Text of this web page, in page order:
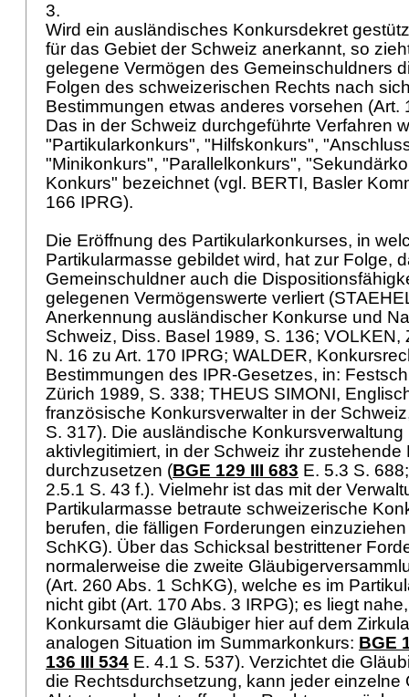
3.
Wird ein ausländisches Konkursdekret
für das Gebiet der Schweiz anerkannt, so
gelegene Vermögen des Gemeinschuldners
Folgen des schweizerischen Rechts nach
Bestimmungen etwas anderes vorsehen (Art.
Das in der Schweiz durchgeführte Verfahren
"Partikularkonkurs", "Hilfskonkurs",
"Minikonkurs", "Parallelkonkurs",
Konkurs" bezeichnet (vgl. BERTI, Basler
166 IPRG).
Die Eröffnung des Partikularkonkurses, in
Partikularmasse gebildet wird, hat zur Folge,
Gemeinschuldner auch die
gelegenen Vermögenswerte verliert
Anerkennung ausländischer Konkurse und
Schweiz, Diss. Basel 1989, S. 136; VOLKEN,
N. 16 zu Art. 170 IPRG; WALDER,
Bestimmungen des IPR-Gesetzes, in:
Zürich 1989, S. 338; THEUS SIMONI,
französische Konkursverwalter in der
S. 317). Die ausländische Konkursverwaltung
aktivlegitimiert, in der Schweiz ihr zustehende
durchzusetzen (BGE 129 III 683 E. 5.3 S.
2.5.1 S. 43 f.). Vielmehr ist das mit der
Partikularmasse betraute schweizerische
berufen, die fälligen Forderungen einzuziehen
SchKG). Über das Schicksal bestrittener
normalerweise die zweite
(Art. 260 Abs. 1 SchKG), welche es im
nicht gibt (Art. 170 Abs. 3 IRPG); es liegt
Konkursamt die Gläubiger hier auf dem
analogen Situation im Summarkonkurs: BGE
136 III 534 E. 4.1 S. 537). Verzichtet die
die Rechtsdurchsetzung, kann jeder einzelne